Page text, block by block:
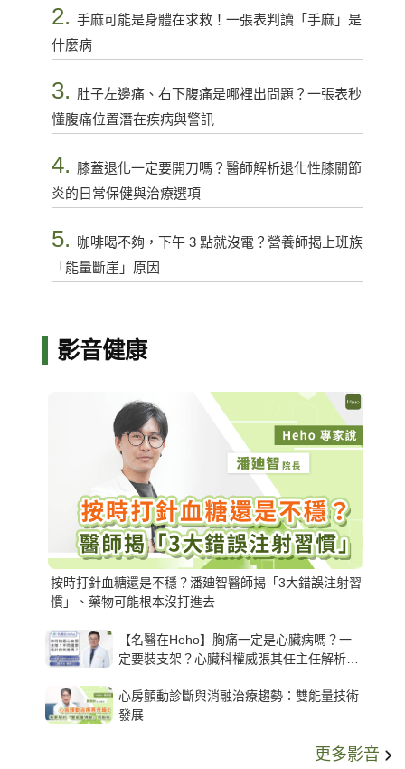
2. 手麻可能是身體在求救！一張表判讀「手麻」是
什麼病
3. 肚子左邊痛、右下腹痛是哪裡出問題？一張表秒
懂腹痛位置潛在疾病與警訊
4. 膝蓋退化一定要開刀嗎？醫師解析退化性膝關節
炎的日常保健與治療選項
5.
咖啡喝不夠，下午 3 點就沒電？營養師揭上班族
「能量斷崖」原因
影音健康
按時打針血糖還是不穩？潘廸智醫師揭「3大錯誤注射習
慣」、藥物可能根本沒打進去
【名醫在Heho】胸痛一定是心臟病嗎？一
定要裝支架？心臟科權威張其任主任解析支
心房顫動診斷與消融治療趨勢：雙能量技術
發展
更多影音